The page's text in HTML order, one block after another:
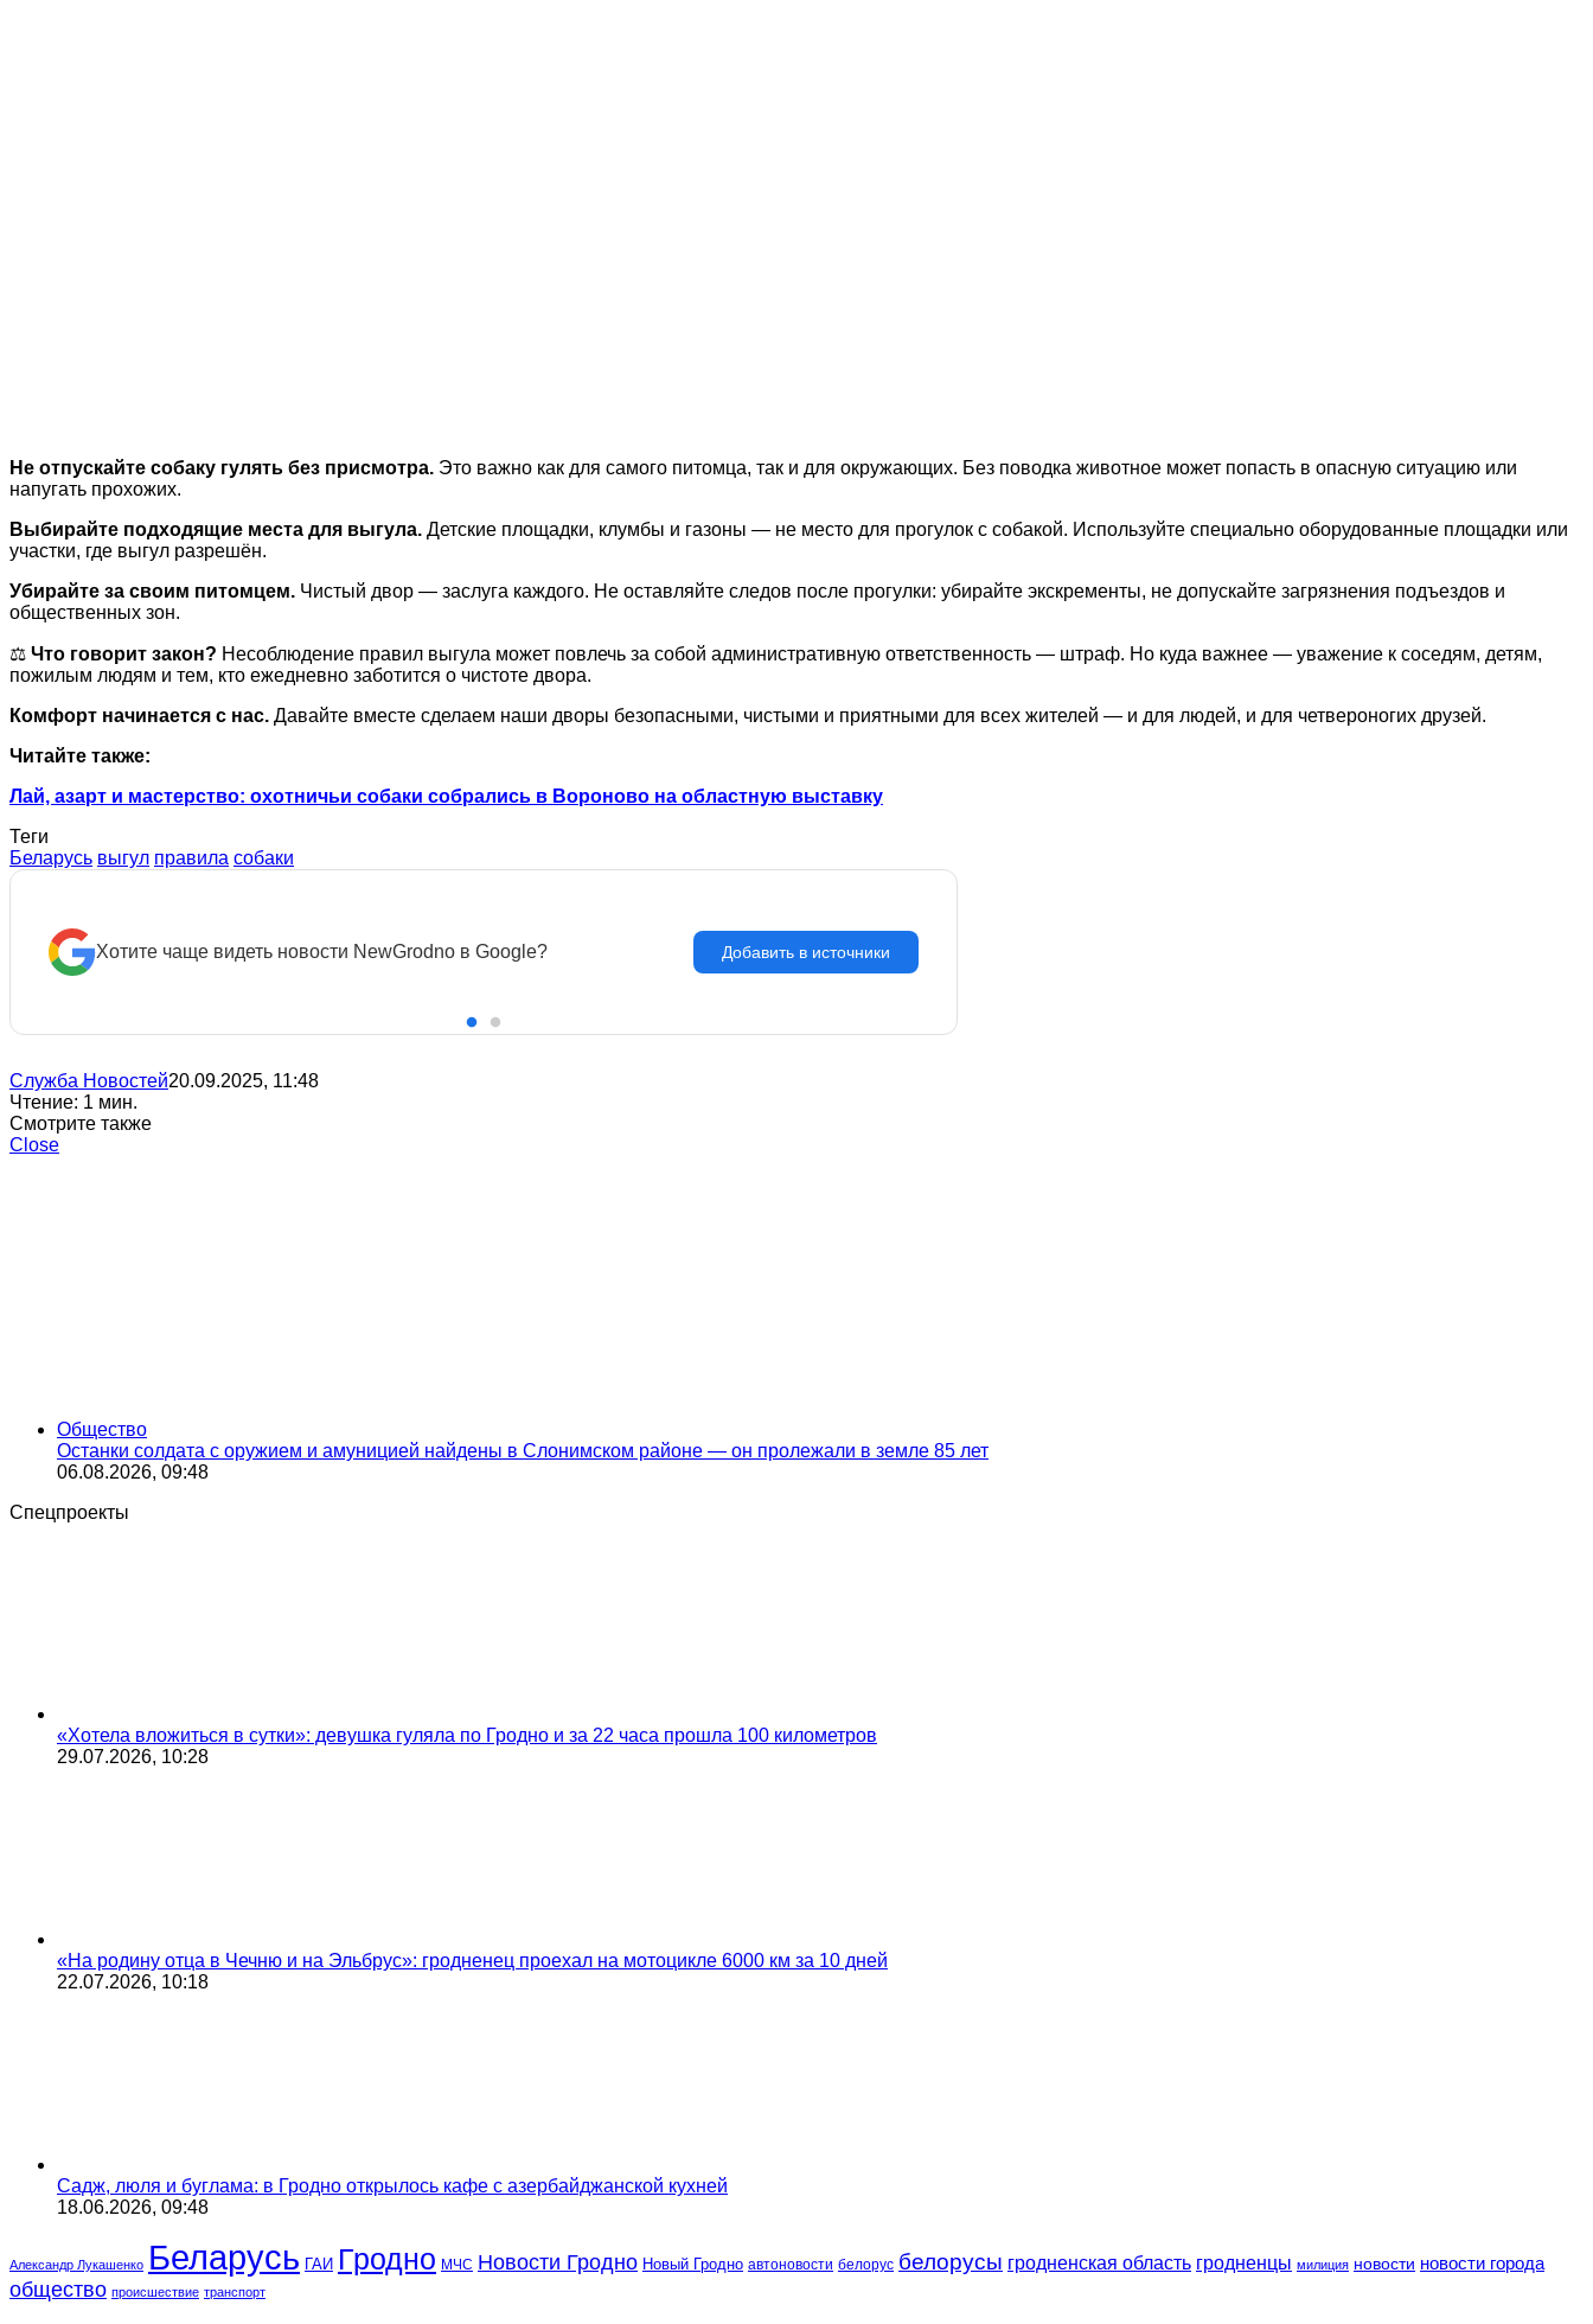
Не отпускайте собаку гулять без присмотра. Это важно как для самого питомца, так и для окружающих. Без поводка животное может попасть в опасную ситуацию или
напугать прохожих.
Выбирайте подходящие места для выгула. Детские площадки, клумбы и газоны — не место для прогулок с собакой. Используйте специально оборудованные площадки или
участки, где выгул разрешён.
Убирайте за своим питомцем. Чистый двор — заслуга каждого. Не оставляйте следов после прогулки: убирайте экскременты, не допускайте загрязнения подъездов и
общественных зон.
⚖️ Что говорит закон? Несоблюдение правил выгула может повлечь за собой административную ответственность — штраф. Но куда важнее — уважение к соседям, детям,
пожилым людям и тем, кто ежедневно заботится о чистоте двора.
Комфорт начинается с нас. Давайте вместе сделаем наши дворы безопасными, чистыми и приятными для всех жителей — и для людей, и для четвероногих друзей.
Читайте также:
Лай, азарт и мастерство: охотничьи собаки собрались в Вороново на областную выставку
Теги
Беларусь выгул правила собаки
Хотите чаще видеть новости NewGrodno в Google? Добавить в источники
Служба Новостей20.09.2025, 11:48
Чтение: 1 мин.
Смотрите также
Close
Общество
Останки солдата с оружием и амуницией найдены в Слонимском районе — он пролежали в земле 85 лет
06.08.2026, 09:48
Спецпроекты
«Хотела вложиться в сутки»: девушка гуляла по Гродно и за 22 часа прошла 100 километров
29.07.2026, 10:28
«На родину отца в Чечню и на Эльбрус»: гродненец проехал на мотоцикле 6000 км за 10 дней
22.07.2026, 10:18
Садж, люля и буглама: в Гродно открылось кафе с азербайджанской кухней
18.06.2026, 09:48
Александр Лукашенко Беларусь ГАИ Гродно МЧС Новости Гродно Новый Гродно автоновости белорус белорусы гродненская область гродненцы милиция новости новости города
общество происшествие транспорт